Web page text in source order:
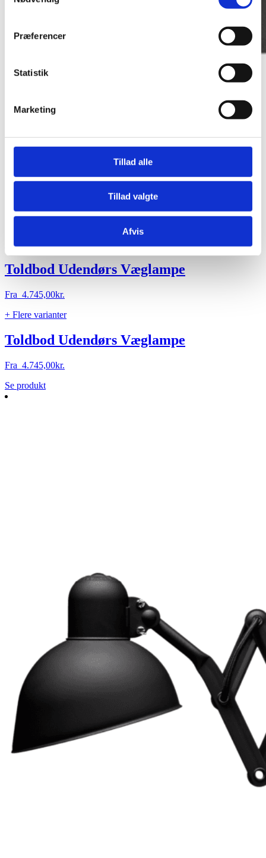
Præferencer
Statistik
Marketing
Tillad alle
Tillad valgte
Afvis
Louis Poulsen
Toldbod Udendørs Væglampe
Fra 4.745,00kr.
+ Flere varianter
Toldbod Udendørs Væglampe
Fra 4.745,00kr.
Se produktDette